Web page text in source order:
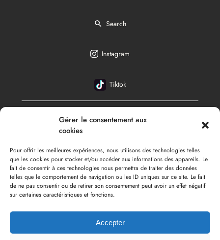
Gérer le consentement aux
cookies
Pour offrir les meilleures expériences, nous utilisons des technologies telles
que les cookies pour stocker et/ou accéder aux informations des appareils. Le
fait de consentir à ces technologies nous permettra de traiter des données
telles que le comportement de navigation ou les ID uniques sur ce site. Le fait
de ne pas consentir ou de retirer son consentement peut avoir un effet négatif
sur certaines caractéristiques et fonctions.
Accepter
Search
Instagram
Tiktok